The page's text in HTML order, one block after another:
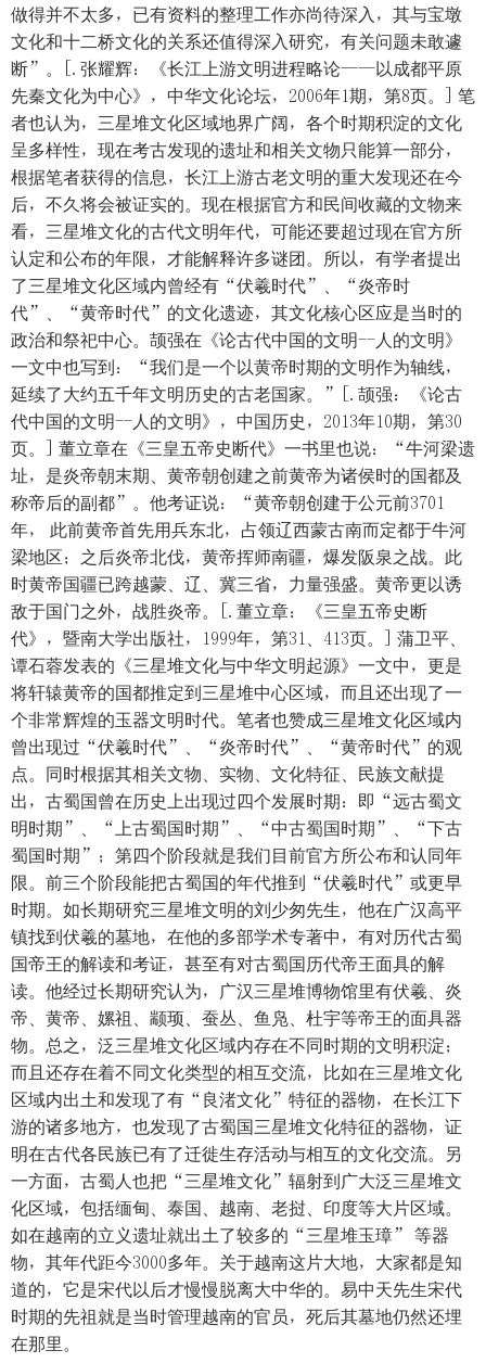
做得并不太多，已有资料的整理工作亦尚待深入，其与宝墩
文化和十二桥文化的关系还值得深入研究，有关问题未敢遽
断”。[.张耀辉：《长江上游文明进程略论——以成都平原
先秦文化为中心》，中华文化论坛，2006年1期，第8页。] 笔
者也认为，三星堆文化区域地界广阔，各个时期积淀的文化
呈多样性，现在考古发现的遗址和相关文物只能算一部分，
根据笔者获得的信息，长江上游古老文明的重大发现还在今
后，不久将会被证实的。现在根据官方和民间收藏的文物来
看，三星堆文化的古代文明年代，可能还要超过现在官方所
认定和公布的年限，才能解释许多谜团。所以，有学者提出
了三星堆文化区域内曾经有“伏羲时代”、“炎帝时
代”、“黄帝时代”的文化遗迹，其文化核心区应是当时的
政治和祭祀中心。颉强在《论古代中国的文明--人的文明》
一文中也写到：“我们是一个以黄帝时期的文明作为轴线，
延续了大约五千年文明历史的古老国家。”[.颉强：《论古
代中国的文明--人的文明》，中国历史，2013年10期，第30
页。] 董立章在《三皇五帝史断代》一书里也说：“牛河梁遗
址，是炎帝朝末期、黄帝朝创建之前黄帝为诸侯时的国都及
称帝后的副都”。他考证说：“黄帝朝创建于公元前3701
年， 此前黄帝首先用兵东北，占领辽西蒙古南而定都于牛河
梁地区；之后炎帝北伐，黄帝挥师南疆，爆发阪泉之战。此
时黄帝国疆已跨越蒙、辽、冀三省，力量强盛。黄帝更以诱
敌于国门之外，战胜炎帝。[.董立章：《三皇五帝史断
代》，暨南大学出版社，1999年，第31、413页。] 蒲卫平、
谭石蓉发表的《三星堆文化与中华文明起源》一文中，更是
将轩辕黄帝的国都推定到三星堆中心区域，而且还出现了一
个非常辉煌的玉器文明时代。笔者也赞成三星堆文化区域内
曾出现过“伏羲时代”、“炎帝时代”、“黄帝时代”的观
点。同时根据其相关文物、实物、文化特征、民族文献提
出，古蜀国曾在历史上出现过四个发展时期：即“远古蜀文
明时期”、“上古蜀国时期”、“中古蜀国时期”、“下古
蜀国时期”；第四个阶段就是我们目前官方所公布和认同年
限。前三个阶段能把古蜀国的年代推到“伏羲时代”或更早
时期。如长期研究三星堆文明的刘少匆先生，他在广汉高平
镇找到伏羲的墓地，在他的多部学术专著中，有对历代古蜀
国帝王的解读和考证，甚至有对古蜀国历代帝王面具的解
读。他经过长期研究认为，广汉三星堆博物馆里有伏羲、炎
帝、黄帝、嫘祖、颛顼、蚕丛、鱼凫、杜宇等帝王的面具器
物。总之，泛三星堆文化区域内存在不同时期的文明积淀；
而且还存在着不同文化类型的相互交流，比如在三星堆文化
区域内出土和发现了有“良渚文化”特征的器物，在长江下
游的诸多地方，也发现了古蜀国三星堆文化特征的器物，证
明在古代各民族已有了迁徙生存活动与相互的文化交流。另
一方面，古蜀人也把“三星堆文化”辐射到广大泛三星堆文
化区域，包括缅甸、泰国、越南、老挝、印度等大片区域。
如在越南的立义遗址就出土了较多的“三星堆玉璋” 等器
物，其年代距今3000多年。关于越南这片大地，大家都是知
道的，它是宋代以后才慢慢脱离大中华的。易中天先生宋代
时期的先祖就是当时管理越南的官员，死后其墓地仍然还埋
在那里。